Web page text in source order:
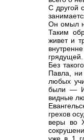
С другой
Он омыл
Таким
живет и
грядущей.
Без
Павла, ни
любых
были —
видные
грехов
веры во